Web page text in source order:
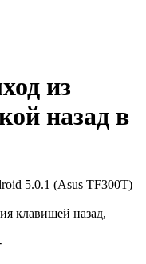
из
назад в
5.0.1 (Asus TF300T)
клавишей назад,